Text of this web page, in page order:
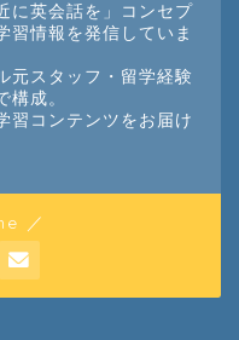
に英会話を」コンセプ
習情報を発信していま
元スタッフ・留学経験
構成。
習コンテンツをお届け
／